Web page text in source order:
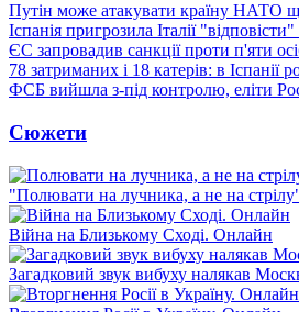
Путін може атакувати країну НАТО
Іспанія пригрозила Італії
ЄС запровадив санкції проти п'яти
78 затриманих і 18 катерів: в
ФСБ вийшла з-під контролю, еліти
Сюжети
"Полювати на лучника, а не на
Війна на Близькому Сході. Онлайн
Загадковий звук вибуху налякав